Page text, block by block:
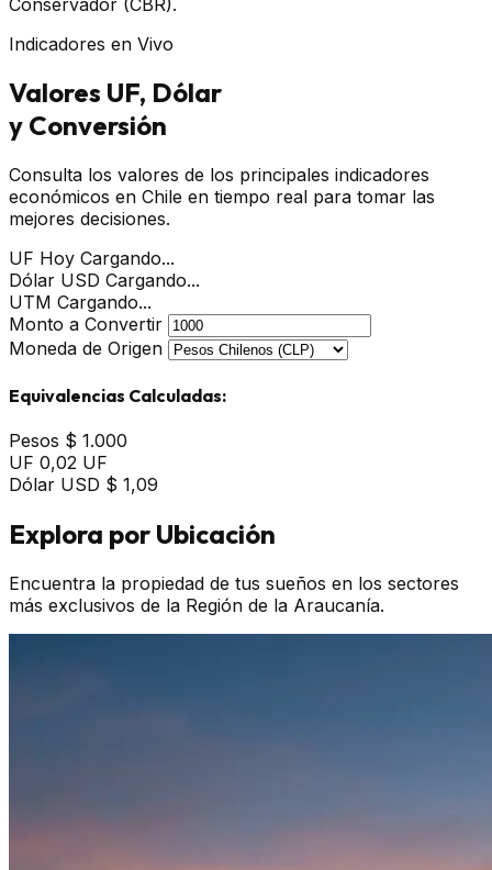
Indicadores en Vivo
Valores UF, Dólar
y Conversión
Consulta los valores de los principales indicadores
económicos en Chile en tiempo real para tomar las
mejores decisiones.
UF Hoy Cargando...
Dólar USD Cargando...
UTM Cargando...
Monto a Convertir
Moneda de Origen
Equivalencias Calculadas:
Pesos $ 1.000
UF 0,02 UF
Dólar USD $ 1,09
Explora por Ubicación
Encuentra la propiedad de tus sueños en los sectores
más exclusivos de la Región de la Araucanía.